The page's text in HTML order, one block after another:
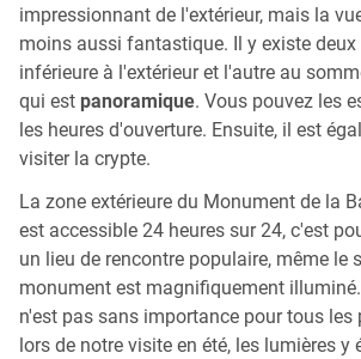
impressionnant de l'extérieur, mais la
moins aussi fantastique. Il y existe
inférieure à l'extérieur et l'autre au
qui est panoramique. Vous pouvez les
les heures d'ouverture. Ensuite, il est
visiter la crypte.
La zone extérieure du Monument de la
est accessible 24 heures sur 24, c'est
un lieu de rencontre populaire, même le
monument est magnifiquement
n'est pas sans importance pour tous les
lors de notre visite en été, les lumières y